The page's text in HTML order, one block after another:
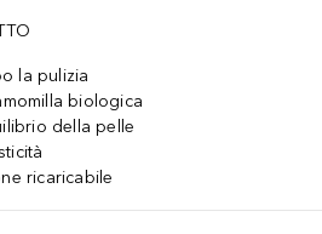
la pulizia
biologica
della pelle
ricaricabile